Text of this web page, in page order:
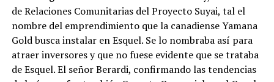
de Relaciones Comunitarias del Proyecto Suyai, tal el
nombre del emprendimiento que la canadiense Yamana
Gold busca instalar en Esquel. Se lo nombraba así para
atraer inversores y que no fuese evidente que se trataba
de Esquel. El señor Berardi, confirmando las tendencias